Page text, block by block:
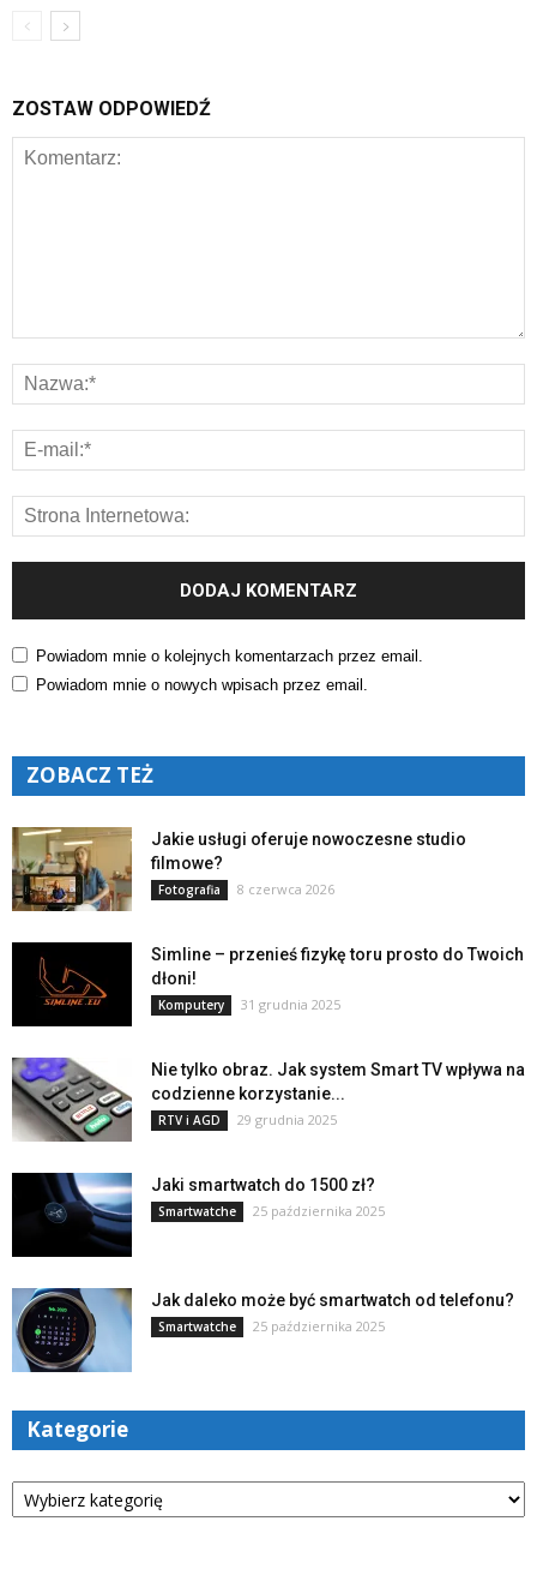
ZOSTAW ODPOWIEDŹ
Powiadom mnie o kolejnych komentarzach przez email.
Powiadom mnie o nowych wpisach przez email.
ZOBACZ TEŻ
Jakie usługi oferuje nowoczesne studio
filmowe?
Fotografia 8 czerwca 2026
Simline – przenieś fizykę toru prosto do Twoich
dłoni!
Komputery 31 grudnia 2025
Nie tylko obraz. Jak system Smart TV wpływa na
codzienne korzystanie...
RTV i AGD 29 grudnia 2025
Jaki smartwatch do 1500 zł?
Smartwatche 25 października 2025
Jak daleko może być smartwatch od telefonu?
Smartwatche 25 października 2025
Kategorie
Kategorie